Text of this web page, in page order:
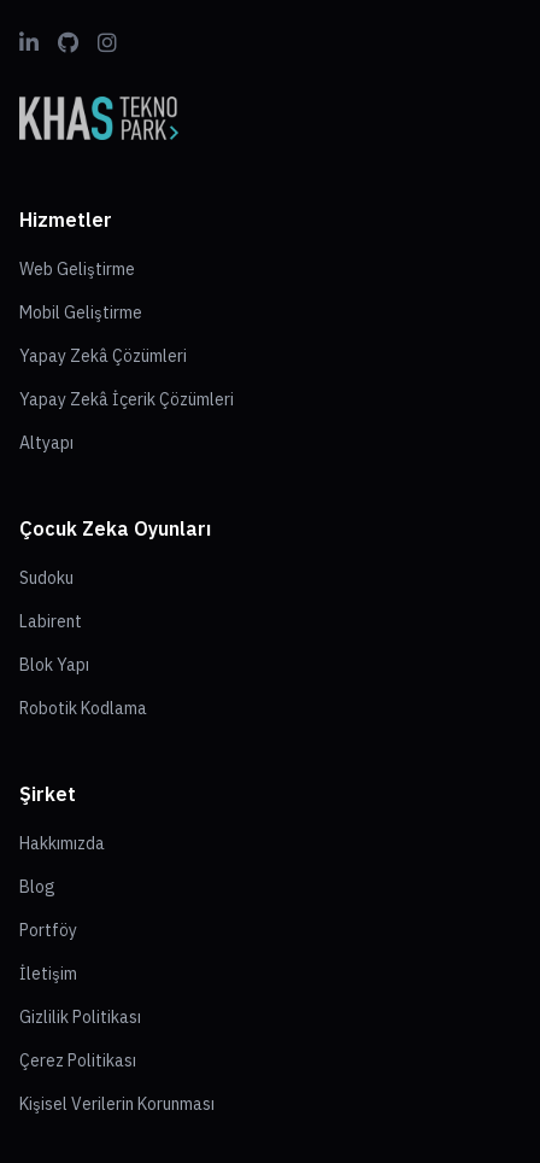
Hizmetler
Web Geliştirme
Mobil Geliştirme
Yapay Zekâ Çözümleri
Yapay Zekâ İçerik Çözümleri
Altyapı
Çocuk Zeka Oyunları
Sudoku
Labirent
Blok Yapı
Robotik Kodlama
Şirket
Hakkımızda
Blog
Portföy
İletişim
Gizlilik Politikası
Çerez Politikası
Kişisel Verilerin Korunması